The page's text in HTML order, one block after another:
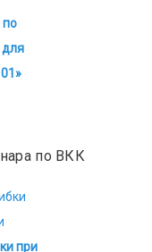
по
для
по ВКК
при